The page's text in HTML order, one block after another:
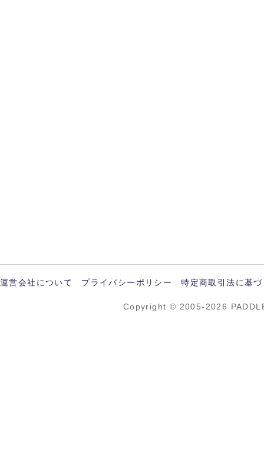
運営会社について プライバシーポリシー 特定商取引法に基
Copyright © 2005-2026